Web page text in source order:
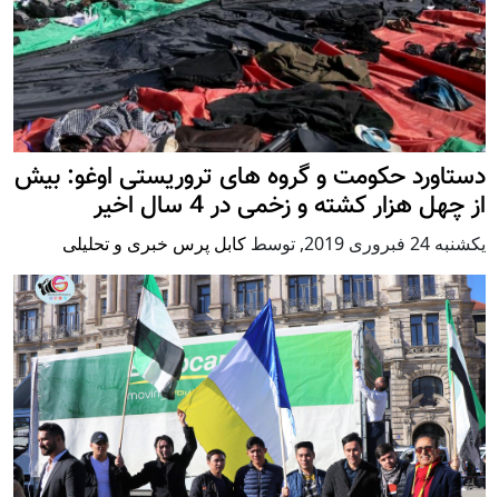
دستاورد حکومت و گروه های تروریستی اوغو: بیش
از چهل هزار کشته و زخمی در 4 سال اخیر
يكشنبه 24 فبروری 2019 , توسط کابل پرس خبری و تحلیلی